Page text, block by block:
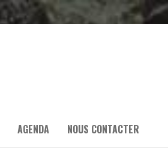
AGENDA NOUS CONTACTER